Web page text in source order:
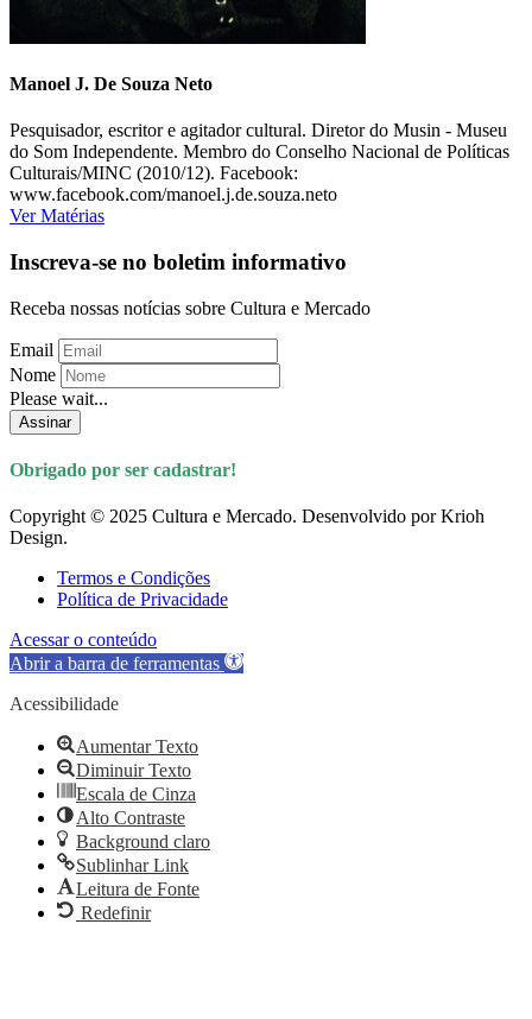
Manoel J. De Souza Neto
Pesquisador, escritor e agitador cultural. Diretor do Musin - Museu
do Som Independente. Membro do Conselho Nacional de Políticas
Culturais/MINC (2010/12). Facebook:
www.facebook.com/manoel.j.de.souza.neto
Ver Matérias
Inscreva-se no boletim informativo
Receba nossas notícias sobre Cultura e Mercado
Email
Nome
Please wait...
Assinar
Obrigado por ser cadastrar!
Copyright © 2025 Cultura e Mercado. Desenvolvido por Krioh
Design.
Termos e Condições
Política de Privacidade
Acessar o conteúdo
Abrir a barra de ferramentas
Acessibilidade
Aumentar Texto
Diminuir Texto
Escala de Cinza
Alto Contraste
Background claro
Sublinhar Link
Leitura de Fonte
Redefinir